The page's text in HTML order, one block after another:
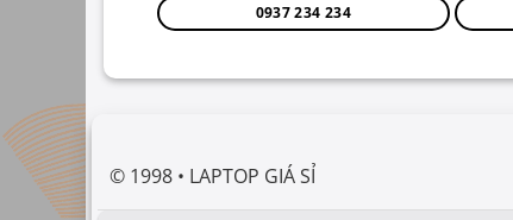
0937 234 234
© 1998 • LAPTOP GIÁ SỈ